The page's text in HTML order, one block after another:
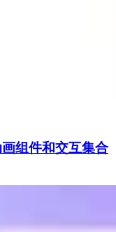
组件和交互集合